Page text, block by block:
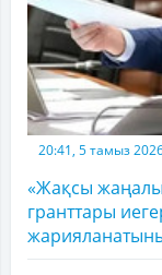
20:41, 5 тамыз
«Жақсы
гранттары